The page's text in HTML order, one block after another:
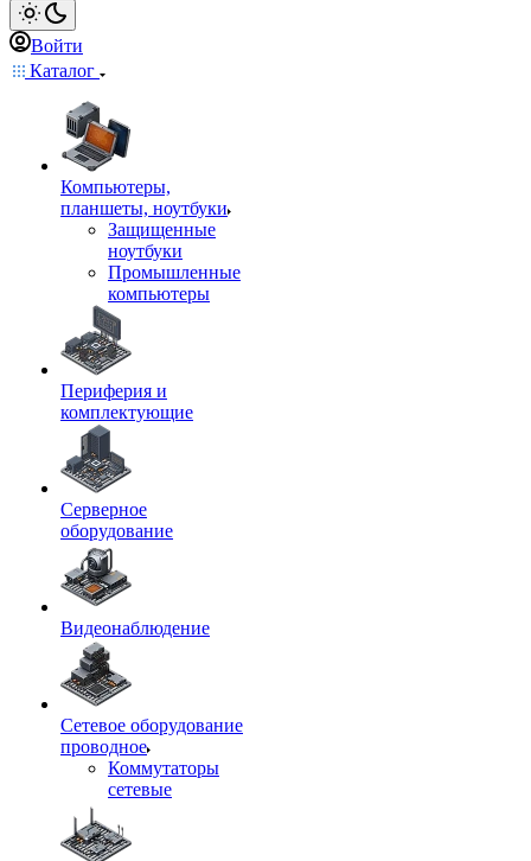
Войти
Каталог
Компьютеры,
планшеты, ноутбуки
Защищенные
ноутбуки
Промышленные
компьютеры
Периферия и
комплектующие
Серверное
оборудование
Видеонаблюдение
Сетевое оборудование
проводное
Коммутаторы
сетевые